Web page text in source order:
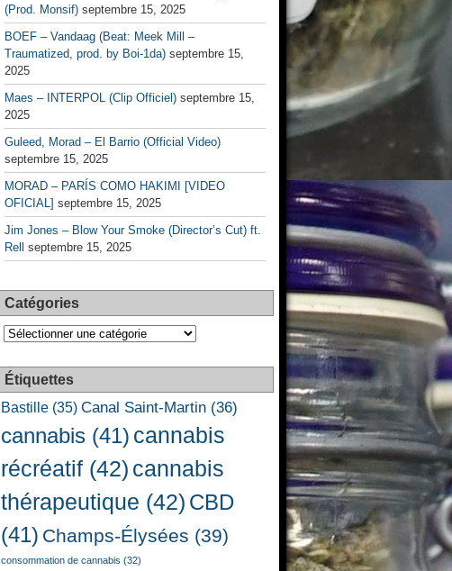
(Prod. Monsif) septembre 15, 2025
BOEF – Vandaag (Beat: Meek Mill –
Traumatized, prod. by Boi-1da) septembre 15,
2025
Maes – INTERPOL (Clip Officiel) septembre 15,
2025
Guleed, Morad – El Barrio (Official Video)
septembre 15, 2025
MORAD – PARÍS COMO HAKIMI [VIDEO
OFICIAL] septembre 15, 2025
Jim Jones – Blow Your Smoke (Director’s Cut) ft.
Rell
septembre 15, 2025
Catégories
Catégories
Étiquettes
Bastille (35) Canal Saint-Martin (36)
cannabis (41) cannabis
récréatif (42) cannabis
thérapeutique (42) CBD
(41) Champs-Élysées (39)
consommation de cannabis (32)